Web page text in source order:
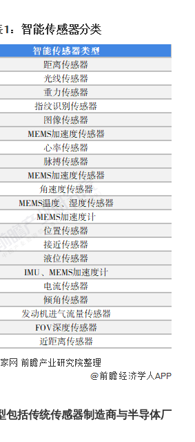
包括传统传感器制造商与半导体厂